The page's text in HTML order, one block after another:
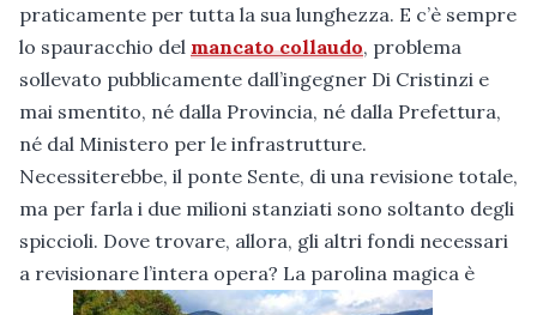
praticamente per tutta la sua lunghezza. E c’è sempre
lo spauracchio del mancato collaudo, problema
sollevato pubblicamente dall’ingegner Di Cristinzi e
mai smentito, né dalla Provincia, né dalla Prefettura,
né dal Ministero per le infrastrutture.
Necessiterebbe, il ponte Sente, di una revisione totale,
ma per farla i due milioni stanziati sono soltanto degli
spiccioli. Dove trovare, allora, gli altri fondi necessari
a revisionare l’intera opera? La parolina magica è